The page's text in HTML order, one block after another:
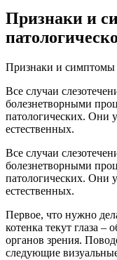
Признаки и
Признаки и симптомы
Все случаи
болезнетворными
патологических. Они
естественных.
Все случаи
болезнетворными
патологических. Они
естественных.
Первое, что нужно
котенка текут глаза
органов зрения.
следующие